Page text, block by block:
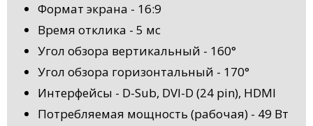
Формат экрана - 16:9
Время отклика - 5 мс
Угол обзора вертикальный - 160°
Угол обзора горизонтальный - 170°
Интерфейсы - D-Sub, DVI-D (24 pin), HDMI
Потребляемая мощность (рабочая) - 49 Вт